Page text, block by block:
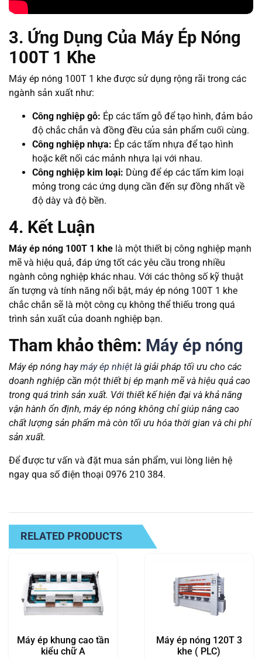
3. Ứng Dụng Của Máy Ép Nóng
100T 1 Khe
Máy ép nóng 100T 1 khe được sử dụng rộng rãi trong các
ngành sản xuất như:
Công nghiệp gỗ: Ép các tấm gỗ để tạo hình, đảm bảo
độ chắc chắn và đồng đều của sản phẩm cuối cùng.
Công nghiệp nhựa: Ép các tấm nhựa để tạo hình
hoặc kết nối các mảnh nhựa lại với nhau.
Công nghiệp kim loại: Dùng để ép các tấm kim loại
mỏng trong các ứng dụng cần đến sự đồng nhất về
độ dày và độ bền.
4. Kết Luận
Máy ép nóng 100T 1 khe là một thiết bị công nghiệp mạnh
mẽ và hiệu quả, đáp ứng tốt các yêu cầu trong nhiều
ngành công nghiệp khác nhau. Với các thông số kỹ thuật
ấn tượng và tính năng nổi bật, máy ép nóng 100T 1 khe
chắc chắn sẽ là một công cụ không thể thiếu trong quá
trình sản xuất của doanh nghiệp bạn.
Tham khảo thêm: Máy ép nóng
Máy ép nóng haymáy ép nhiệt là giải pháp tối ưu cho các
doanh nghiệp cần một thiết bị ép mạnh mẽ và hiệu quả cao
trong quá trình sản xuất. Với thiết kế hiện đại và khả năng
vận hành ổn định, máy ép nóng không chỉ giúp nâng cao
chất lượng sản phẩm mà còn tối ưu hóa thời gian và chi phí
sản xuất.
Để được tư vấn và đặt mua sản phẩm, vui lòng liên hệ
ngay qua số điện thoại 0976 210 384.
RELATED PRODUCTS
Máy ép khung cao tần
kiểu chữ A
Máy ép nóng 120T 3
khe ( PLC)